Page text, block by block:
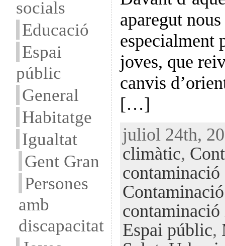
socials
Educació
Espai
públic
General
Habitatge
Igualtat
Gent Gran
Persones
amb
discapacitat
aparegut
especialment
joves, que
canvis
[…]
juliol 24th,
climàtic,
contaminació
Espai públic,